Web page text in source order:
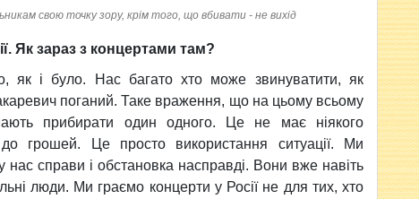
свою точку зору, крім того, що вбивати - не вихід
Як зараз з концертами там?
як і було. Нас багато хто може звинуватити, як
поганий. Таке враження, що на цьому всьому
прибирати один одного. Це не має ніякого
грошей. Це просто використання ситуації. Ми
справи і обстановка насправді. Вони вже навіть
люди. Ми граємо концерти у Росії не для тих, хто